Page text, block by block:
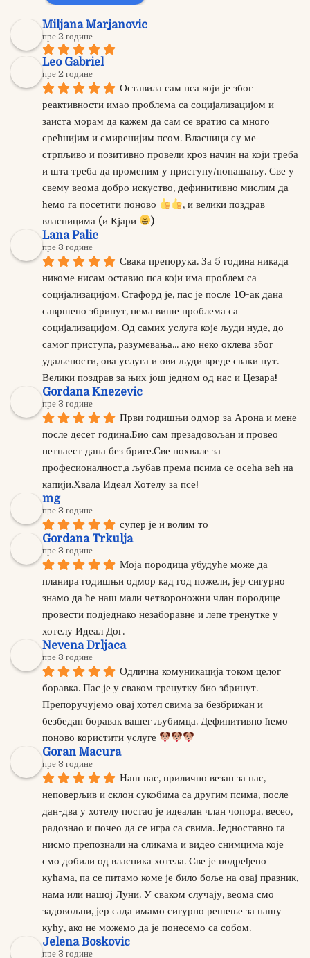
Miljana Marjanovic
пре 2 године
Leo Gabriel
пре 2 године
Оставила сам пса који је због
реактивности имао проблема са социјализацијом и
заиста морам да кажем да сам се вратио са много
срећнијим и смиренијим псом. Власници су ме
стрпљиво и позитивно провели кроз начин на који треба
и шта треба да променим у приступу/понашању. Све у
свему веома добро искуство, дефинитивно мислим да
ћемо га посетити поново
, и велики поздрав
власницима (и Кјари
)
Lana Palic
пре 3 године
Свака препорука. За 5 година никада
никоме нисам оставио пса који има проблем са
социјализацијом. Стафорд је, пас је после 10-ак дана
савршено збринут, нема више проблема са
социјализацијом. Од самих услуга које људи нуде, до
самог приступа, разумевања... ако неко оклева због
удаљености, ова услуга и ови људи вреде сваки пут.
Велики поздрав за њих још једном од нас и Цезара!
Gordana Knezevic
пре 3 године
Први годишњи одмор за Арона и мене
после десет година.Био сам презадовољан и провео
петнаест дана без бриге.Све похвале за
професионалност,а љубав према псима се осећа већ на
капији.Хвала Идеал Хотелу за псе!
mg
пре 3 године
супер је и волим то
Gordana Trkulja
пре 3 године
Моја породица убудуће може да
планира годишњи одмор кад год пожели, јер сигурно
знамо да ће наш мали четвороножни члан породице
провести подједнако незаборавне и лепе тренутке у
хотелу Идеал Дог.
Nevena Drljaca
пре 3 године
Одлична комуникација током целог
боравка. Пас је у сваком тренутку био збринут.
Препоручујемо овај хотел свима за безбрижан и
безбедан боравак вашег љубимца. Дефинитивно ћемо
поново користити услуге
Goran Macura
пре 3 године
Наш пас, прилично везан за нас,
неповерљив и склон сукобима са другим псима, после
дан-два у хотелу постао је идеалан члан чопора, весео,
радознао и почео да се игра са свима. Једноставно га
нисмо препознали на сликама и видео снимцима које
смо добили од власника хотела. Све је подређено
кућама, па се питамо коме је било боље на овај празник,
нама или нашој Луни. У сваком случају, веома смо
задовољни, јер сада имамо сигурно решење за нашу
кућу, ако не можемо да је понесемо са собом.
Jelena Boskovic
пре 3 године